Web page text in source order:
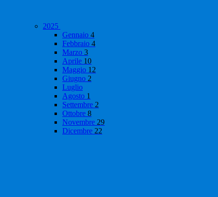
2025
Gennaio 4
Febbraio 4
Marzo 3
Aprile 10
Maggio 12
Giugno 2
Luglio
Agosto 1
Settembre 2
Ottobre 8
Novembre 29
Dicembre 22